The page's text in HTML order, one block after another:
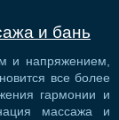
и бань
и напряжением,
все более
гармонии и
массажа и